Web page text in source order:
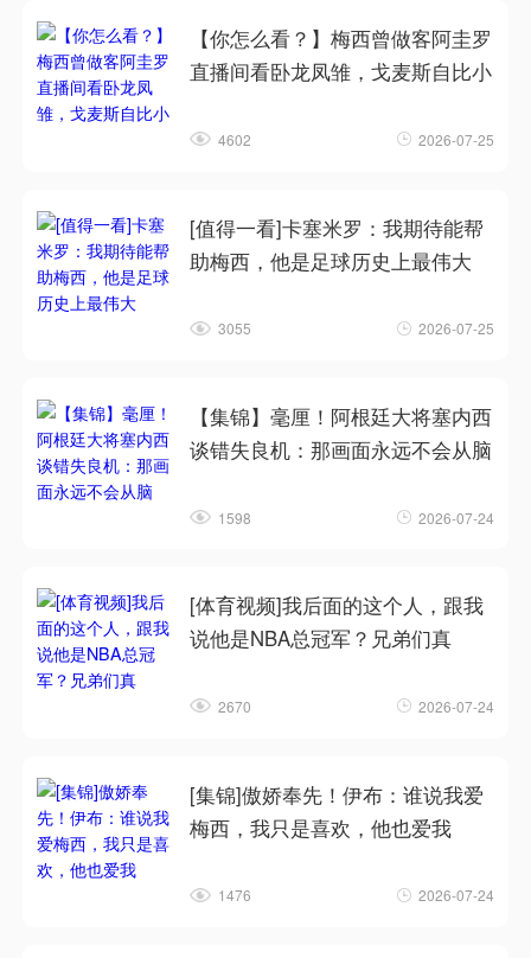
【你怎么看？】梅西曾做客阿圭罗
直播间看卧龙凤雏，戈麦斯自比小
4602 2026-07-25
[值得一看]卡塞米罗：我期待能帮
助梅西，他是足球历史上最伟大
3055 2026-07-25
【集锦】毫厘！阿根廷大将塞内西
谈错失良机：那画面永远不会从脑
1598 2026-07-24
[体育视频]我后面的这个人，跟我
说他是NBA总冠军？兄弟们真
2670 2026-07-24
[集锦]傲娇奉先！伊布：谁说我爱
梅西，我只是喜欢，他也爱我
1476 2026-07-24